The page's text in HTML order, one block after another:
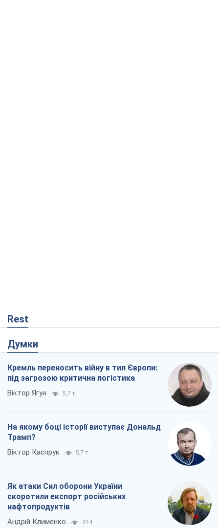
Rest
Думки
Кремль переносить війну в тил Європи:
під загрозою критична логістика
Віктор Ягун 5,7 т.
На якому боці історії виступає Дональд
Трамп?
Віктор Каспрук 5,7 т.
Як атаки Сил оборони України
скоротили експорт російських
нафтопродуктів
Андрій Клименко 414